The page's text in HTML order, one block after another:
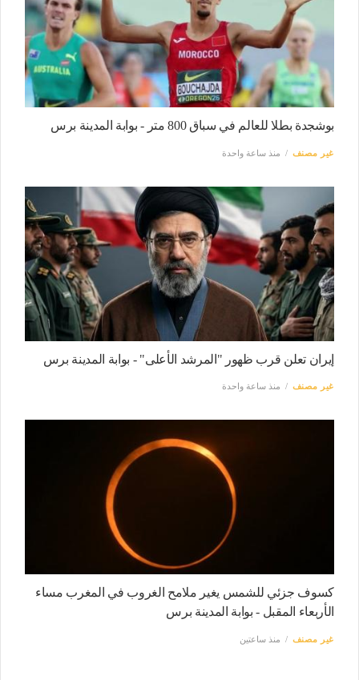
بوشجدة بطلا للعالم في سباق 800 متر - بوابة المدينة برس
غير مصنف منذ ساعة واحدة
إيران تعلن قرب ظهور "المرشد الأعلى" - بوابة المدينة برس
غير مصنف منذ ساعة واحدة
كسوف جزئي للشمس يغير ملامح الغروب في المغرب مساء
الأربعاء المقبل - بوابة المدينة برس
غير مصنف منذ ساعتين